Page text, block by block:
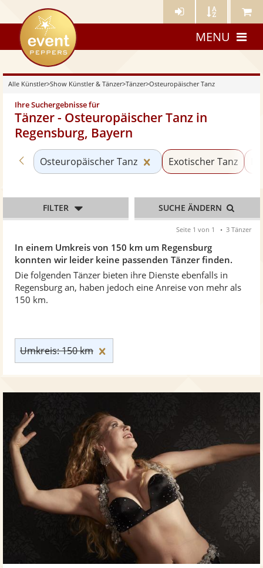
Künstler- Künstler Meine
eventpeppers
MENU
Alle Künstler>Show Künstler & Tänzer>Tänzer>Osteuropäischer Tanz
Ihre Suchergebnisse für
Tänzer - Osteuropäischer Tanz in
Regensburg, Bayern
In einem Umkreis von 150 km um Regensburg
konnten wir leider keine passenden Tänzer finden.
Die folgenden Tänzer bieten ihre Dienste ebenfalls in
Regensburg an, haben jedoch eine Anreise von mehr als
150 km.
Zurück zu «Tänzer»
Osteuropäischer Tanz Kategorie
Exotischer Tanz
Umkreis: 150 km
FILTER SUCHE ÄNDERN
Seite 1 von 1 3 Tänzer